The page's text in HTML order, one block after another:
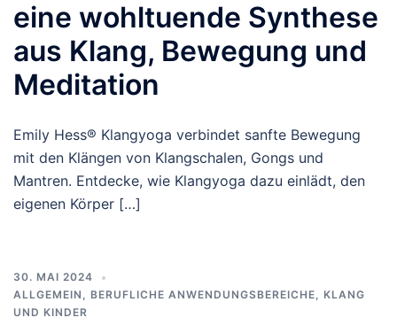
eine wohltuende Synthese
aus Klang, Bewegung und
Meditation
Emily Hess® Klangyoga verbindet sanfte Bewegung
mit den Klängen von Klangschalen, Gongs und
Mantren. Entdecke, wie Klangyoga dazu einlädt, den
eigenen Körper […]
30. MAI 2024
ALLGEMEIN , BERUFLICHE ANWENDUNGSBEREICHE, KLANG
UND KINDER